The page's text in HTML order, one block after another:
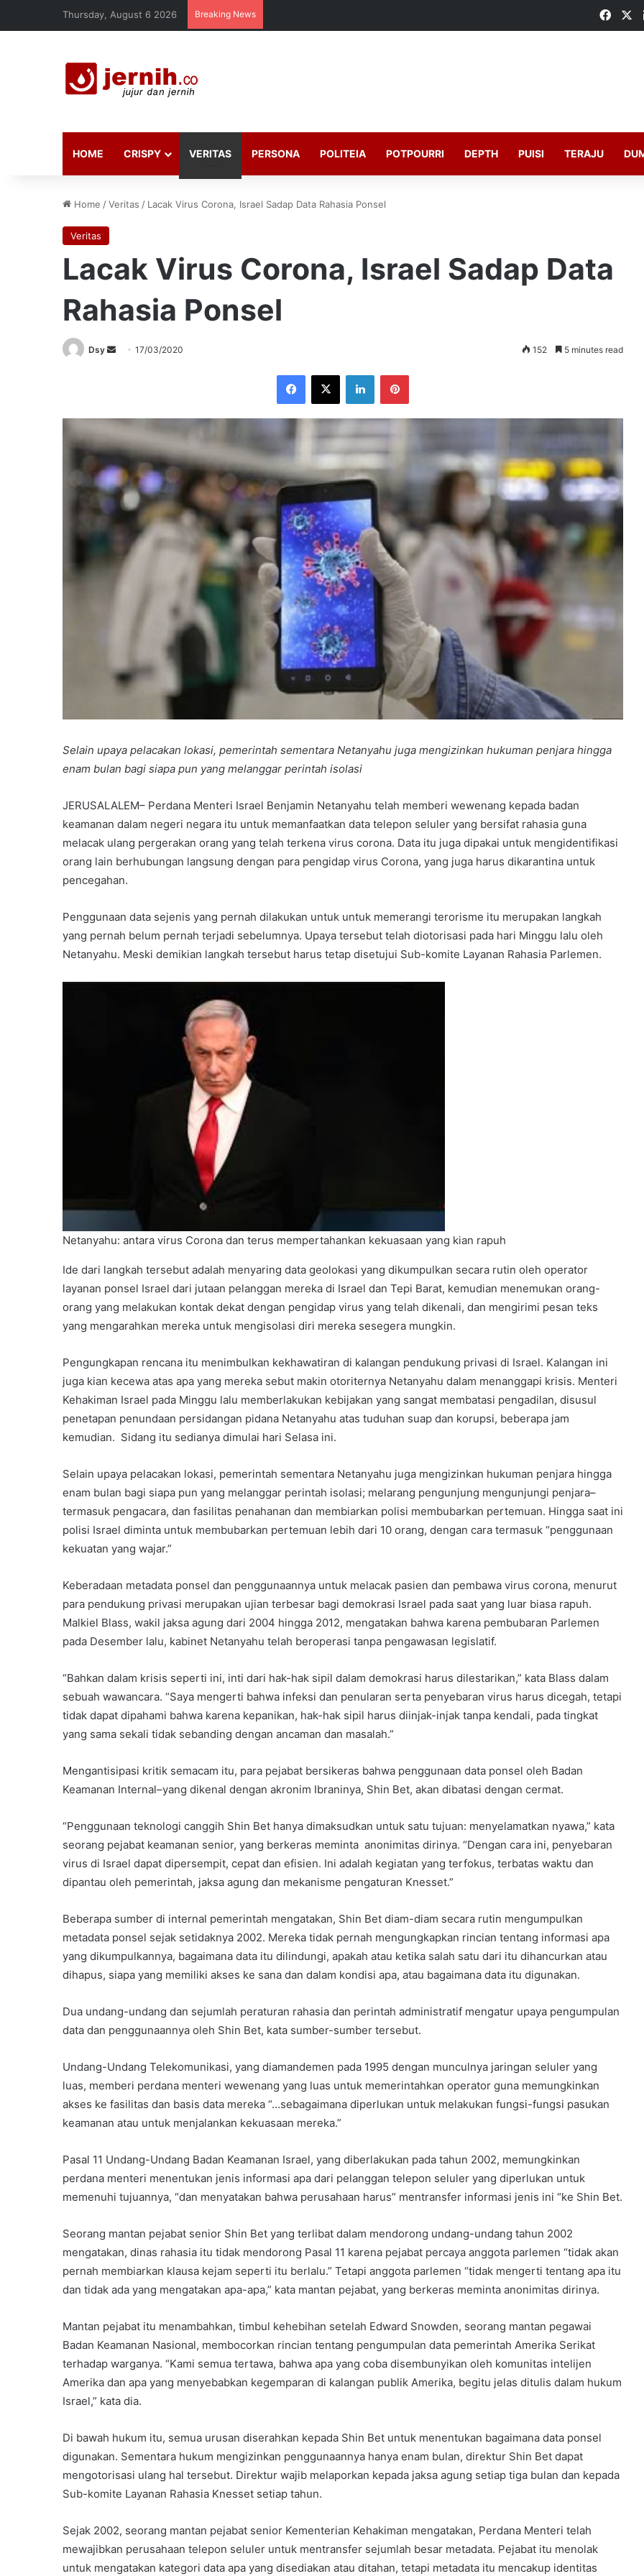
Thursday, August 6 2026 Breaking News
HOME CRISPY VERITAS PERSONA POLITEIA POTPOURRI DEPTH PUISI TERAJU
Home /Veritas / Lacak Virus Corona, Israel Sadap Data Rahasia Ponsel
Veritas
Lacak Virus Corona, Israel Sadap Data
Rahasia Ponsel
Dsy
Send17/03/2020 152 5 minutes read
Facebook
X LinkedInPinterest
Selain upaya pelacakan lokasi, pemerintah sementara Netanyahu juga mengizinkan hukuman penjara hingga
enam bulan bagi siapa pun yang melanggar perintah isolasi
JERUSALALEM– Perdana Menteri Israel Benjamin Netanyahu telah memberi wewenang kepada badan
keamanan dalam negeri negara itu untuk memanfaatkan data telepon seluler yang bersifat rahasia guna
melacak ulang pergerakan orang yang telah terkena virus corona. Data itu juga dipakai untuk mengidentifikasi
orang lain berhubungan langsung dengan para pengidap virus Corona, yang juga harus dikarantina untuk
pencegahan.
Penggunaan data sejenis yang pernah dilakukan untuk untuk memerangi terorisme itu merupakan langkah
yang pernah belum pernah terjadi sebelumnya. Upaya tersebut telah diotorisasi pada hari Minggu lalu oleh
Netanyahu. Meski demikian langkah tersebut harus tetap disetujui Sub-komite Layanan Rahasia Parlemen.
Netanyahu: antara virus Corona dan terus mempertahankan kekuasaan yang kian rapuh
Ide dari langkah tersebut adalah menyaring data geolokasi yang dikumpulkan secara rutin oleh operator
layanan ponsel Israel dari jutaan pelanggan mereka di Israel dan Tepi Barat, kemudian menemukan orang-
orang yang melakukan kontak dekat dengan pengidap virus yang telah dikenali, dan mengirimi pesan teks
yang mengarahkan mereka untuk mengisolasi diri mereka sesegera mungkin.
Pengungkapan rencana itu menimbulkan kekhawatiran di kalangan pendukung privasi di Israel. Kalangan ini
juga kian kecewa atas apa yang mereka sebut makin otoriternya Netanyahu dalam menanggapi krisis. Menteri
Kehakiman Israel pada Minggu lalu memberlakukan kebijakan yang sangat membatasi pengadilan, disusul
penetapan penundaan persidangan pidana Netanyahu atas tuduhan suap dan korupsi, beberapa jam
kemudian. Sidang itu sedianya dimulai hari Selasa ini.
Selain upaya pelacakan lokasi, pemerintah sementara Netanyahu juga mengizinkan hukuman penjara hingga
enam bulan bagi siapa pun yang melanggar perintah isolasi; melarang pengunjung mengunjungi penjara–
termasuk pengacara, dan fasilitas penahanan dan membiarkan polisi membubarkan pertemuan. Hingga saat ini
polisi Israel diminta untuk membubarkan pertemuan lebih dari 10 orang, dengan cara termasuk “penggunaan
kekuatan yang wajar.”
Keberadaan metadata ponsel dan penggunaannya untuk melacak pasien dan pembawa virus corona, menurut
para pendukung privasi merupakan ujian terbesar bagi demokrasi Israel pada saat yang luar biasa rapuh.
Malkiel Blass, wakil jaksa agung dari 2004 hingga 2012, mengatakan bahwa karena pembubaran Parlemen
pada Desember lalu, kabinet Netanyahu telah beroperasi tanpa pengawasan legislatif.
“Bahkan dalam krisis seperti ini, inti dari hak-hak sipil dalam demokrasi harus dilestarikan,” kata Blass dalam
sebuah wawancara. “Saya mengerti bahwa infeksi dan penularan serta penyebaran virus harus dicegah, tetapi
tidak dapat dipahami bahwa karena kepanikan, hak-hak sipil harus diinjak-injak tanpa kendali, pada tingkat
yang sama sekali tidak sebanding dengan ancaman dan masalah.”
Mengantisipasi kritik semacam itu, para pejabat bersikeras bahwa penggunaan data ponsel oleh Badan
Keamanan Internal–yang dikenal dengan akronim Ibraninya, Shin Bet, akan dibatasi dengan cermat.
“Penggunaan teknologi canggih Shin Bet hanya dimaksudkan untuk satu tujuan: menyelamatkan nyawa,” kata
seorang pejabat keamanan senior, yang berkeras meminta anonimitas dirinya. “Dengan cara ini, penyebaran
virus di Israel dapat dipersempit, cepat dan efisien. Ini adalah kegiatan yang terfokus, terbatas waktu dan
dipantau oleh pemerintah, jaksa agung dan mekanisme pengaturan Knesset.”
Beberapa sumber di internal pemerintah mengatakan, Shin Bet diam-diam secara rutin mengumpulkan
metadata ponsel sejak setidaknya 2002. Mereka tidak pernah mengungkapkan rincian tentang informasi apa
yang dikumpulkannya, bagaimana data itu dilindungi, apakah atau ketika salah satu dari itu dihancurkan atau
dihapus, siapa yang memiliki akses ke sana dan dalam kondisi apa, atau bagaimana data itu digunakan.
Dua undang-undang dan sejumlah peraturan rahasia dan perintah administratif mengatur upaya pengumpulan
data dan penggunaannya oleh Shin Bet, kata sumber-sumber tersebut.
Undang-Undang Telekomunikasi, yang diamandemen pada 1995 dengan munculnya jaringan seluler yang
luas, memberi perdana menteri wewenang yang luas untuk memerintahkan operator guna memungkinkan
akses ke fasilitas dan basis data mereka “…sebagaimana diperlukan untuk melakukan fungsi-fungsi pasukan
keamanan atau untuk menjalankan kekuasaan mereka.”
Pasal 11 Undang-Undang Badan Keamanan Israel, yang diberlakukan pada tahun 2002, memungkinkan
perdana menteri menentukan jenis informasi apa dari pelanggan telepon seluler yang diperlukan untuk
memenuhi tujuannya, “dan menyatakan bahwa perusahaan harus” mentransfer informasi jenis ini “ke Shin Bet.
Seorang mantan pejabat senior Shin Bet yang terlibat dalam mendorong undang-undang tahun 2002
mengatakan, dinas rahasia itu tidak mendorong Pasal 11 karena pejabat percaya anggota parlemen “tidak akan
pernah membiarkan klausa kejam seperti itu berlalu.” Tetapi anggota parlemen “tidak mengerti tentang apa itu
dan tidak ada yang mengatakan apa-apa,” kata mantan pejabat, yang berkeras meminta anonimitas dirinya.
Mantan pejabat itu menambahkan, timbul kehebihan setelah Edward Snowden, seorang mantan pegawai
Badan Keamanan Nasional, membocorkan rincian tentang pengumpulan data pemerintah Amerika Serikat
terhadap warganya. “Kami semua tertawa, bahwa apa yang coba disembunyikan oleh komunitas intelijen
Amerika dan apa yang menyebabkan kegemparan di kalangan publik Amerika, begitu jelas ditulis dalam hukum
Israel,” kata dia.
Di bawah hukum itu, semua urusan diserahkan kepada Shin Bet untuk menentukan bagaimana data ponsel
digunakan. Sementara hukum mengizinkan penggunaannya hanya enam bulan, direktur Shin Bet dapat
mengotorisasi ulang hal tersebut. Direktur wajib melaporkan kepada jaksa agung setiap tiga bulan dan kepada
Sub-komite Layanan Rahasia Knesset setiap tahun.
Sejak 2002, seorang mantan pejabat senior Kementerian Kehakiman mengatakan, Perdana Menteri telah
mewajibkan perusahaan telepon seluler untuk mentransfer sejumlah besar metadata. Pejabat itu menolak
untuk mengatakan kategori data apa yang disediakan atau ditahan, tetapi metadata itu mencakup identitas